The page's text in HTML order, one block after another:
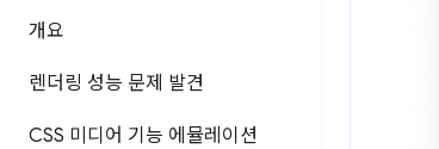
개요
렌더링 성능 문제 발견
CSS 미디어 기능 에뮬레이션